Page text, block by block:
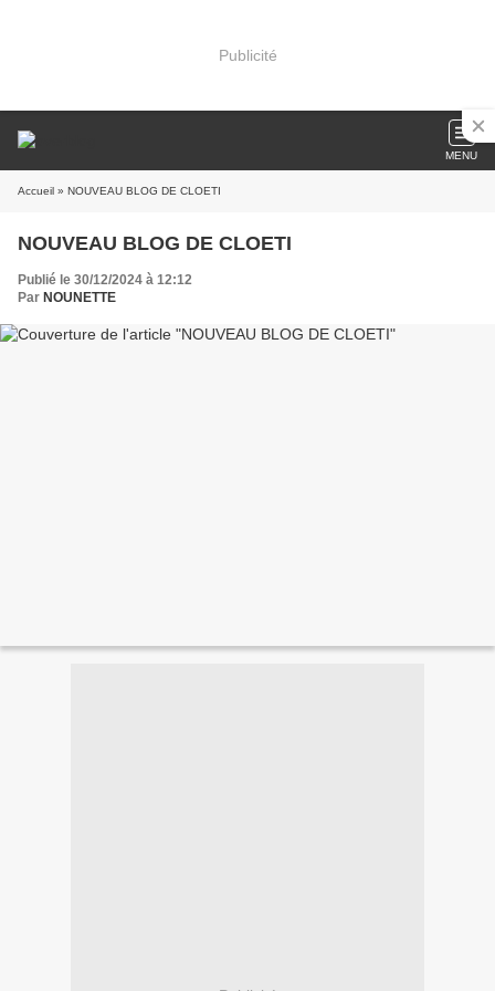
Publicité
MENU
Accueil » NOUVEAU BLOG DE CLOETI
NOUVEAU BLOG DE CLOETI
Publié le 30/12/2024 à 12:12
Par NOUNETTE